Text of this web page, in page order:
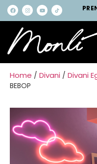
Home / Divani / Divani
BEBOP